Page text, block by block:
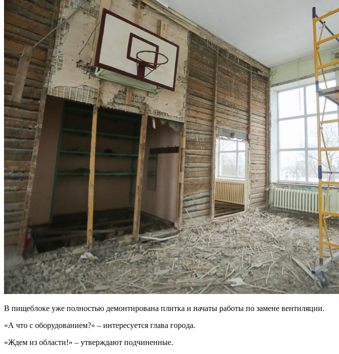
В пищеблоке уже полностью демонтирована плитка и начаты работы по замене вентиляции.
«А что с оборудованием?» – интересуется глава города.
«Ждем из области!» – утверждают подчиненные.